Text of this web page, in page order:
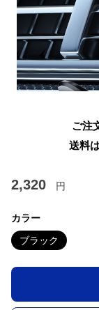
ご注
送料
2,320 円
カラー
ブラック